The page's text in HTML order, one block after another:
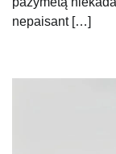
nepaisant […]